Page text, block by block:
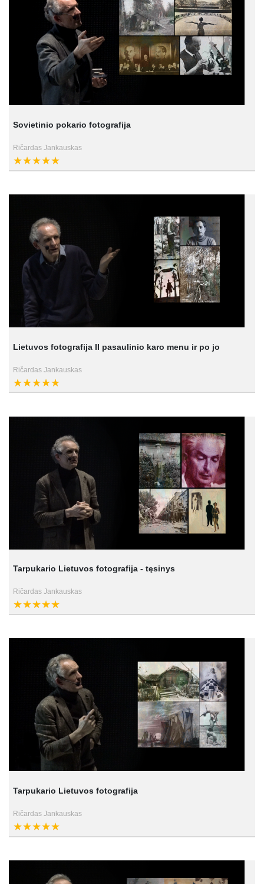
Sovietinio pokario fotografija
Ričardas Jankauskas
Lietuvos fotografija II pasaulinio karo menu ir po jo
Ričardas Jankauskas
Tarpukario Lietuvos fotografija - tęsinys
Ričardas Jankauskas
Tarpukario Lietuvos fotografija
Ričardas Jankauskas